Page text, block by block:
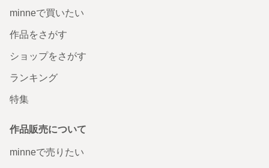
minneで買いたい
作品をさがす
ショップをさがす
ランキング
特集
作品販売について
minneで売りたい